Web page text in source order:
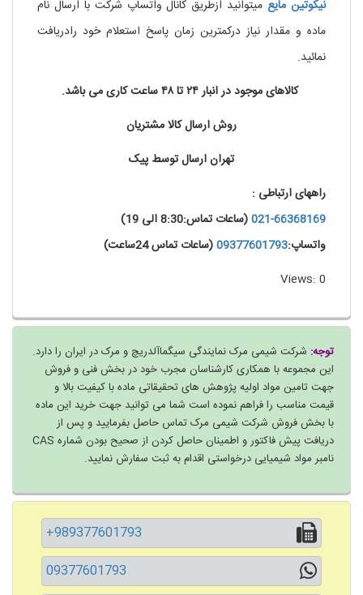
نیکوتین مایع میتوانید ازطریق کانال واتساپ شرکت با ارسال نام
ماده و مقدار نیاز درکمترین زمان پاسخ استعلام خود رادریافت
نمائید.
کالاهای موجود در انبار ۲۴ تا ۴۸ ساعت کاری می باشد.
روش ارسال کالا مشتریان
تهران ارسال توسط پیک
راههای ارتباطی :
021-66368169(ساعات تماس:8:30 الی 19)
واتساپ:09377601793(ساعات تماس 24ساعت)
Views: 0
توجه: شرکت شیمی مرک نمایندگی سیگماآلدریچ و مرک در ایران را دارد.
این مجموعه با همکاری کارشناسان مجرب خود در بخش فنی و فروش
جهت تامین مواد اولیه پژوهش های تحقیقاتی ماده با کیفیت بالا و
قیمت مناسب را فراهم نموده است شما می توانید جهت خرید این ماده
با بخش فروش شرکت شیمی مرک تماس حاصل بفرمایید و پس از
دریافت پیش فاکتور و اطمینان حاصل کردن از صحیح بودن شماره CAS
نامبر مواد شیمیایی درخواستی اقدام به ثبت سفارش نمایید.
+989377601793
09377601793